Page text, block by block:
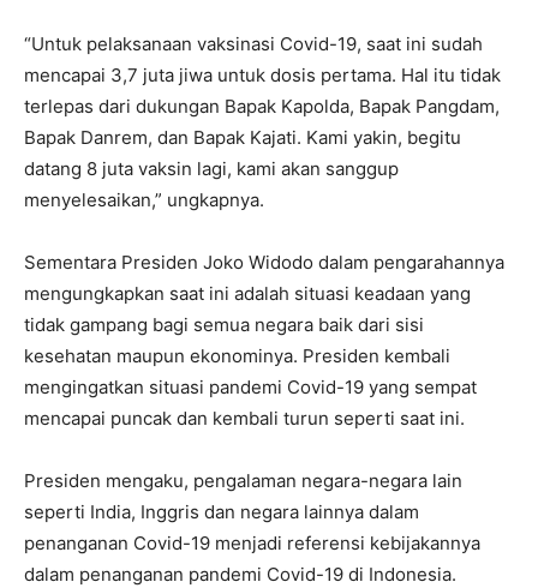
“Untuk pelaksanaan vaksinasi Covid-19, saat ini sudah
mencapai 3,7 juta jiwa untuk dosis pertama. Hal itu tidak
terlepas dari dukungan Bapak Kapolda, Bapak Pangdam,
Bapak Danrem, dan Bapak Kajati. Kami yakin, begitu
datang 8 juta vaksin lagi, kami akan sanggup
menyelesaikan,” ungkapnya.
Sementara Presiden Joko Widodo dalam pengarahannya
mengungkapkan saat ini adalah situasi keadaan yang
tidak gampang bagi semua negara baik dari sisi
kesehatan maupun ekonominya. Presiden kembali
mengingatkan situasi pandemi Covid-19 yang sempat
mencapai puncak dan kembali turun seperti saat ini.
Presiden mengaku, pengalaman negara-negara lain
seperti India, Inggris dan negara lainnya dalam
penanganan Covid-19 menjadi referensi kebijakannya
dalam penanganan pandemi Covid-19 di Indonesia.